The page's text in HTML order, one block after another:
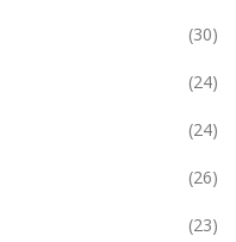
(30)
(24)
(24)
(26)
(23)